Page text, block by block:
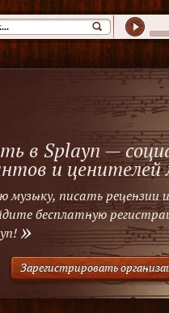
в Splayn —
и ценителей
писать рецензии
бесплатную
»
Зарегистрировать